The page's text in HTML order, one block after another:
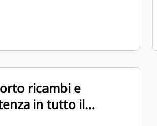
ricambi e
in tutto il